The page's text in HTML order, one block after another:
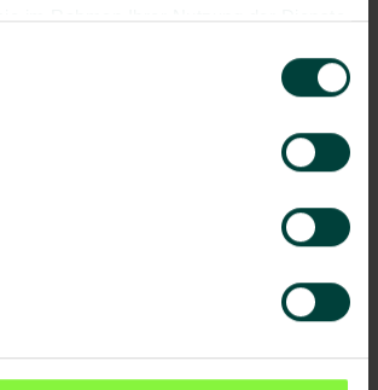
im Rahmen Ihrer Nutzung der Dienste